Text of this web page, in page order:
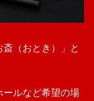
（おとき）」と
ールなど希望の場